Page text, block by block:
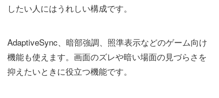
したい人にはうれしい構成です。
AdaptiveSync、暗部強調、照準表示などのゲーム向け
機能も使えます。画面のズレや暗い場面の見づらさを
抑えたいときに役立つ機能です。